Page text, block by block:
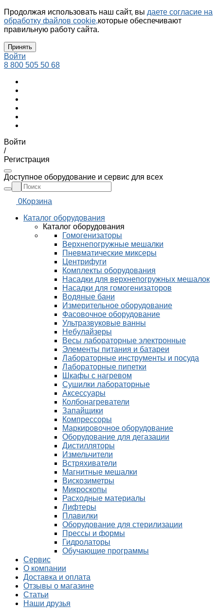
Продолжая использовать наш сайт, вы даете согласие на
обработку файлов cookie,которые обеспечивают
правильную работу сайта.
Принять
Войти
8 800 505 50 68
Войти
/
Регистрация
Доступное оборудование и сервис для всех
0Корзина
Каталог оборудования
Каталог оборудования
Гомогенизаторы
Верхнепогружные мешалки
Пневматические миксеры
Центрифуги
Комплекты оборудования
Насадки для верхнепогружных мешалок
Насадки для гомогенизаторов
Водяные бани
Измерительное оборудование
Фасовочное оборудование
Ультразвуковые ванны
Небулайзеры
Весы лабораторные электронные
Элементы питания и батареи
Лабораторные инструменты и посуда
Лабораторные пипетки
Шкафы с нагревом
Сушилки лабораторные
Аксессуары
Колбонагреватели
Запайщики
Компрессоры
Маркировочное оборудование
Оборудование для дегазации
Дистилляторы
Измельчители
Встряхиватели
Магнитные мешалки
Вискозиметры
Микроскопы
Расходные материалы
Лифтеры
Плавилки
Оборудование для стерилизации
Прессы и формы
Гидролаторы
Обучающие программы
Сервис
О компании
Доставка и оплата
Отзывы о магазине
Статьи
Наши друзья